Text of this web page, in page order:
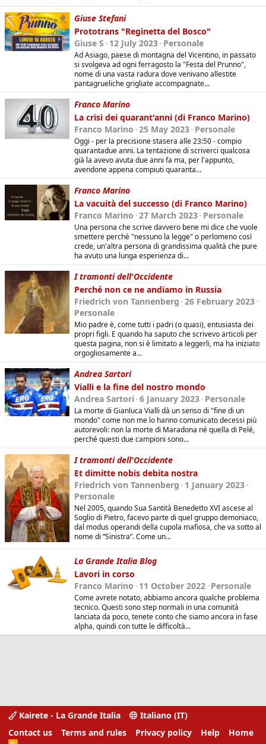
Giuse Stefani
Prototrans "Reginetta del Bosco"
Giuse S 12 July 2023 Personale
Ad Asiago, paese di montagna del Vicentino, in passato
si svolgeva ad ogni ferragosto la "Festa del Prunno",
nome di una vasta radura dove venivano allestite
pantagrueliche grigliate accompagnate...
Franco Marino
La crisi dei quarant'anni (di Franco Marino)
Franco Marino 25 May 2023 Personale
Oggi - per la precisione stasera alle 23:50 - compio
quarantadue anni. La tentazione di scriverci qualcosa
già la avevo avuta due anni fa ma, per l'appunto,
avendone appena compiuti quaranta...
Franco Marino
La vacuità del successo (di Franco Marino)
Franco Marino 27 March 2023 Personale
Una persona che scrive davvero bene mi dice che vuole
smettere perché "nessuno la legge" o perlomeno così
crede, un'altra persona di grandissima qualità che pure
ha avuto una lunga esperienza di...
I tramonti dell'Occidente
Perché non ce ne andiamo in Russia
Friedrich von Tannenberg 26 February 2023
Personale
Mio padre è, come tutti i padri (o quasi), entusiasta dei
propri figli. E quando ha saputo che scrivevo articoli per
questa pagina, non si è limitato a leggerli, ma ha iniziato
orgogliosamente a...
Andrea Sartori
Vialli e la fine del nostro mondo
Andrea Sartori 6 January 2023 Personale
La morte di Gianluca Vialli dà un senso di "fine di un
mondo" come non me lo hanno comunicato decessi più
autorevoli: non la morte di Maradona né quella di Pelé,
perché questi due campioni sono...
I tramonti dell'Occidente
Et dimitte nobis debita nostra
Friedrich von Tannenberg 1 January 2023
Personale
Nel 2005, quando Sua Santità Benedetto XVI ascese al
Soglio di Pietro, facevo parte di quel gruppo demoniaco,
dal modus operandi della cupola mafiosa, che va sotto al
nome di “Sinistra”. Come un...
La Grande Italia Blog
Lavori in corso
Franco Marino 11 October 2022 Personale
Come avrete notato, abbiamo ancora qualche problema
tecnico. Questi sono step normali in una comunità
lanciata da poco, tenete conto che siamo ancora in fase
alpha, quindi con tutte le difficoltà...
Kairete - La Grande Italia
Italiano (IT)
Contact us
Terms and rules Privacy policy Help Home